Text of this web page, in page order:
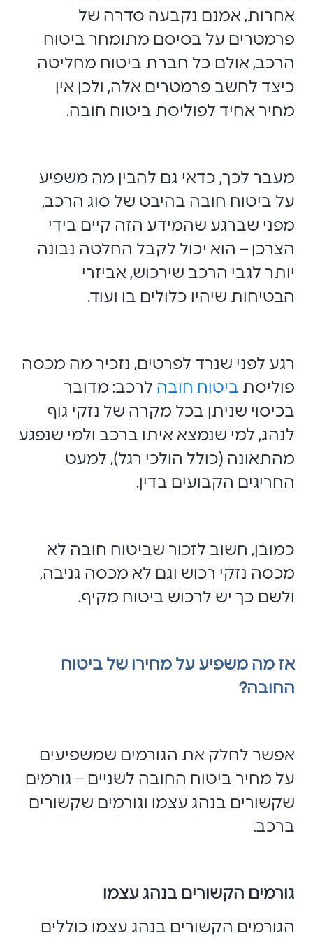
אחרות, אמנם נקבעה סדרה של
פרמטרים על בסיסם מתומחר ביטוח
הרכב, אולם כל חברת ביטוח מחליטה
כיצד לחשב פרמטרים אלה, ולכן אין
מחיר אחיד לפוליסת ביטוח חובה.
מעבר לכך, כדאי גם להבין מה משפיע
על ביטוח חובה בהיבט של סוג הרכב,
מפני שברגע שהמידע הזה קיים בידי
הצרכן – הוא יכול לקבל החלטה נבונה
יותר לגבי הרכב שירכוש, אביזרי
הבטיחות שיהיו כלולים בו ועוד.
רגע לפני שנרד לפרטים, נזכיר מה מכסה
פוליסת ביטוח חובה לרכב: מדובר
בכיסוי שניתן בכל מקרה של נזקי גוף
לנהג, למי שנמצא איתו ברכב ולמי שנפגע
מהתאונה (כולל הולכי רגל), למעט
החריגים הקבועים בדין.
כמובן, חשוב לזכור שביטוח חובה לא
מכסה נזקי רכוש וגם לא מכסה גניבה,
ולשם כך יש לרכוש ביטוח מקיף.
אז מה משפיע על מחירו של ביטוח
החובה?
אפשר לחלק את הגורמים שמשפיעים
על מחיר ביטוח החובה לשניים – גורמים
שקשורים בנהג עצמו וגורמים שקשורים
ברכב.
גורמים הקשורים בנהג עצמו
הגורמים הקשורים בנהג עצמו כוללים